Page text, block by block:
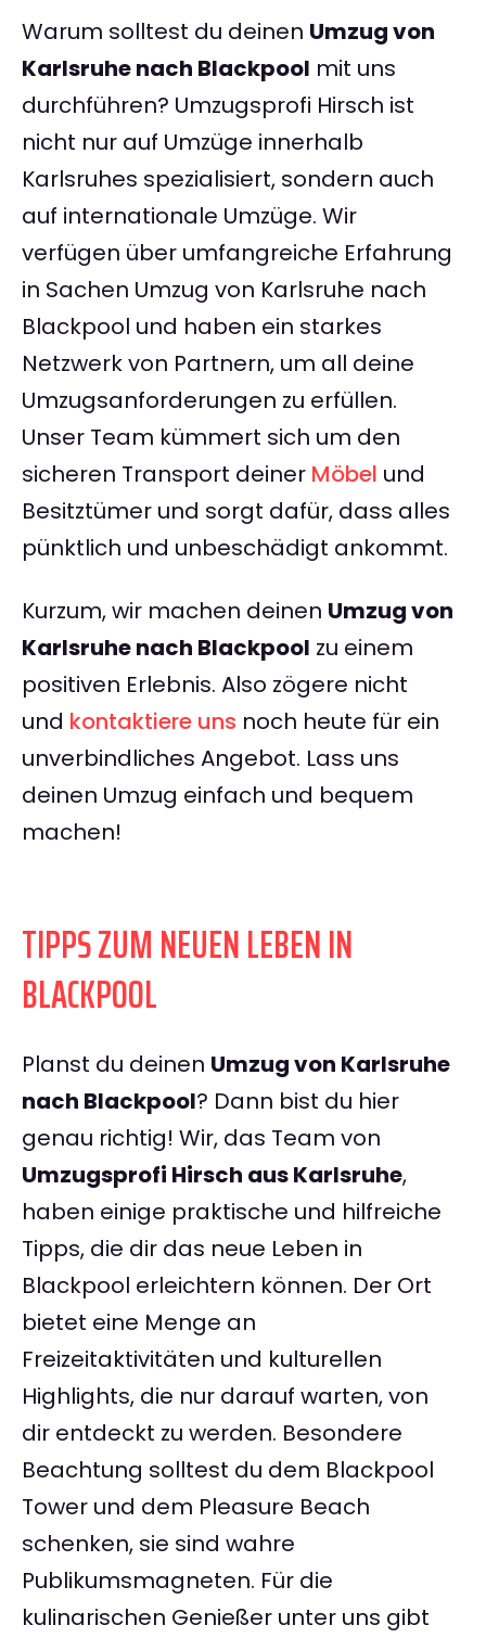
Warum solltest du deinen Umzug von
Karlsruhe nach Blackpool mit uns
durchführen? Umzugsprofi Hirsch ist
nicht nur auf Umzüge innerhalb
Karlsruhes spezialisiert, sondern auch
auf internationale Umzüge. Wir
verfügen über umfangreiche Erfahrung
in Sachen Umzug von Karlsruhe nach
Blackpool und haben ein starkes
Netzwerk von Partnern, um all deine
Umzugsanforderungen zu erfüllen.
Unser Team kümmert sich um den
sicheren Transport deiner Möbel und
Besitztümer und sorgt dafür, dass alles
pünktlich und unbeschädigt ankommt.
Kurzum, wir machen deinen Umzug von
Karlsruhe nach Blackpool zu einem
positiven Erlebnis. Also zögere nicht
und kontaktiere uns noch heute für ein
unverbindliches Angebot. Lass uns
deinen Umzug einfach und bequem
machen!
TIPPS ZUM NEUEN LEBEN IN
BLACKPOOL
Planst du deinen Umzug von Karlsruhe
nach Blackpool? Dann bist du hier
genau richtig! Wir, das Team von
Umzugsprofi Hirsch aus Karlsruhe,
haben einige praktische und hilfreiche
Tipps, die dir das neue Leben in
Blackpool erleichtern können. Der Ort
bietet eine Menge an
Freizeitaktivitäten und kulturellen
Highlights, die nur darauf warten, von
dir entdeckt zu werden. Besondere
Beachtung solltest du dem Blackpool
Tower und dem Pleasure Beach
schenken, sie sind wahre
Publikumsmagneten. Für die
kulinarischen Genießer unter uns gibt